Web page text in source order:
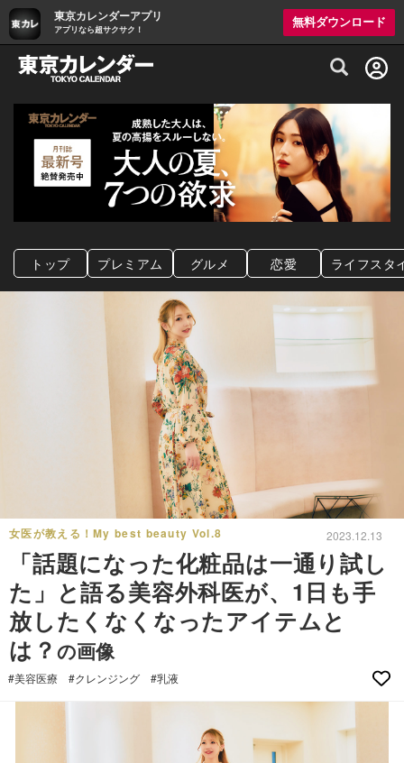
東京カレンダーアプリ
アプリなら超サクサク！
無料ダウンロード
グルメ情報・プレミアムレストラン予約
トップ プレミアム グルメ 恋愛 ライフスタ
女医が教える！My best beauty Vol.8 2023.12.13
「話題になった化粧品は一通り試し
た」と語る美容外科医が、1日も手
放したくなくなったアイテムと
は？ の画像
#美容医療 #クレンジング #乳液